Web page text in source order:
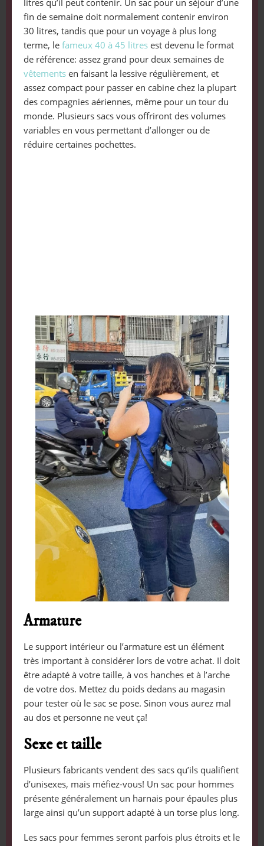
litres qu’il peut contenir. Un sac pour un séjour d’une
fin de semaine doit normalement contenir environ
30 litres, tandis que pour un voyage à plus long
terme, le fameux 40 à 45 litresest devenu le format
de référence: assez grand pour deux semaines de
vêtementsen faisant la lessive régulièrement, et
assez compact pour passer en cabine chez la plupart
des compagnies aériennes, même pour un tour du
monde. Plusieurs sacs vous offriront des volumes
variables en vous permettant d’allonger ou de
réduire certaines pochettes.
Armature
Le support intérieur ou l’armature est un élément
très important à considérer lors de votre achat. Il doit
être adapté à votre taille, à vos hanches et à l’arche
de votre dos. Mettez du poids dedans au magasin
pour tester où le sac se pose. Sinon vous aurez mal
au dos et personne ne veut ça!
Sexe et taille
Plusieurs fabricants vendent des sacs qu’ils qualifient
d’unisexes, mais méfiez-vous! Un sac pour hommes
présente généralement un harnais pour épaules plus
large ainsi qu’un support adapté à un torse plus long.
Les sacs pour femmes seront parfois plus étroits et le